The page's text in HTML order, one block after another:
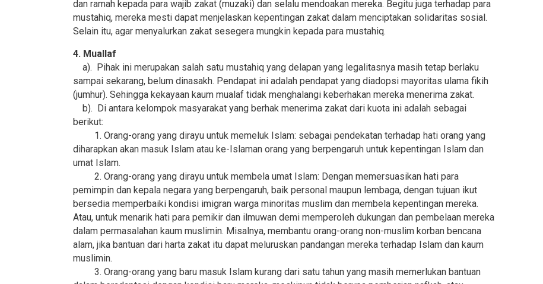
dan ramah kepada para wajib zakat (muzaki) dan selalu mendoakan mereka. Begitu juga terhadap para
mustahiq, mereka mesti dapat menjelaskan kepentingan zakat dalam menciptakan solidaritas sosial.
Selain itu, agar menyalurkan zakat sesegera mungkin kepada para mustahiq.
4. Muallaf
a). Pihak ini merupakan salah satu mustahiq yang delapan yang legalitasnya masih tetap berlaku
sampai sekarang, belum dinasakh. Pendapat ini adalah pendapat yang diadopsi mayoritas ulama fikih
(jumhur). Sehingga kekayaan kaum mualaf tidak menghalangi keberhakan mereka menerima zakat.
b). Di antara kelompok masyarakat yang berhak menerima zakat dari kuota ini adalah sebagai
berikut:
1. Orang-orang yang dirayu untuk memeluk Islam: sebagai pendekatan terhadap hati orang yang
diharapkan akan masuk Islam atau ke-Islaman orang yang berpengaruh untuk kepentingan Islam dan
umat Islam.
2. Orang-orang yang dirayu untuk membela umat Islam: Dengan memersuasikan hati para
pemimpin dan kepala negara yang berpengaruh, baik personal maupun lembaga, dengan tujuan ikut
bersedia memperbaiki kondisi imigran warga minoritas muslim dan membela kepentingan mereka.
Atau, untuk menarik hati para pemikir dan ilmuwan demi memperoleh dukungan dan pembelaan mereka
dalam permasalahan kaum muslimin. Misalnya, membantu orang-orang non-muslim korban bencana
alam, jika bantuan dari harta zakat itu dapat meluruskan pandangan mereka terhadap Islam dan kaum
muslimin.
3. Orang-orang yang baru masuk Islam kurang dari satu tahun yang masih memerlukan bantuan